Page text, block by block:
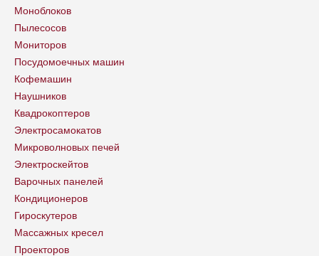
Моноблоков
Пылесосов
Мониторов
Посудомоечных машин
Кофемашин
Наушников
Квадрокоптеров
Электросамокатов
Микроволновых печей
Электроскейтов
Варочных панелей
Кондиционеров
Гироскутеров
Массажных кресел
Проекторов